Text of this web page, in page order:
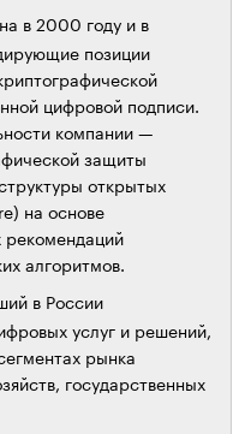
в 2000 году и в
позиции
цифровой подписи.
компании —
защиты
открытых
на основе
рекомендаций
алгоритмов.
в России
услуг и решений,
рынка
государственных